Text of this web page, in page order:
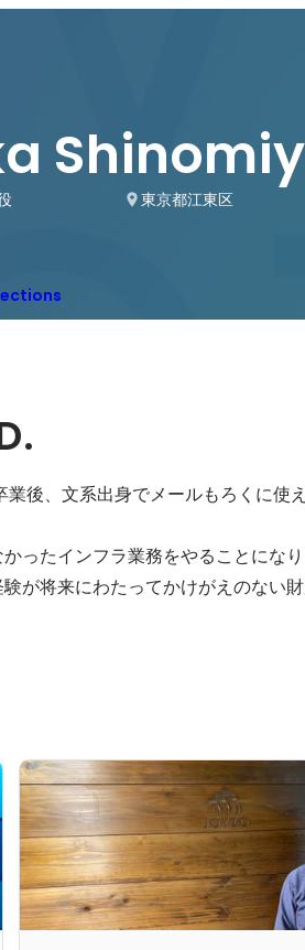
東京都江東区
後、文系出身でメールもろくに使
ったインフラ業務をやることにな
が将来にわたってかけがえのない財